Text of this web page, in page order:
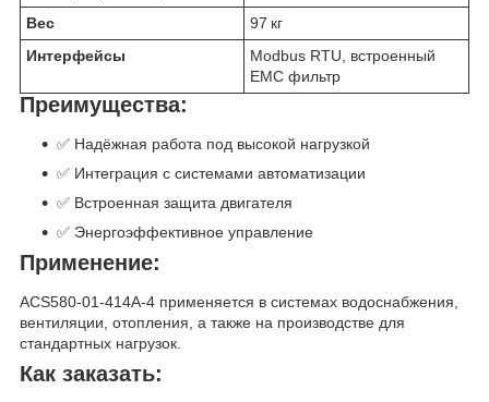
Вес
97 кг
Интерфейсы
Modbus RTU, встроенный
EMC фильтр
Преимущества:
✅ Надёжная работа под высокой нагрузкой
✅ Интеграция с системами автоматизации
✅ Встроенная защита двигателя
✅ Энергоэффективное управление
Применение:
ACS580-01-414A-4 применяется в системах водоснабжения,
вентиляции, отопления, а также на производстве для
стандартных нагрузок.
Как заказать: